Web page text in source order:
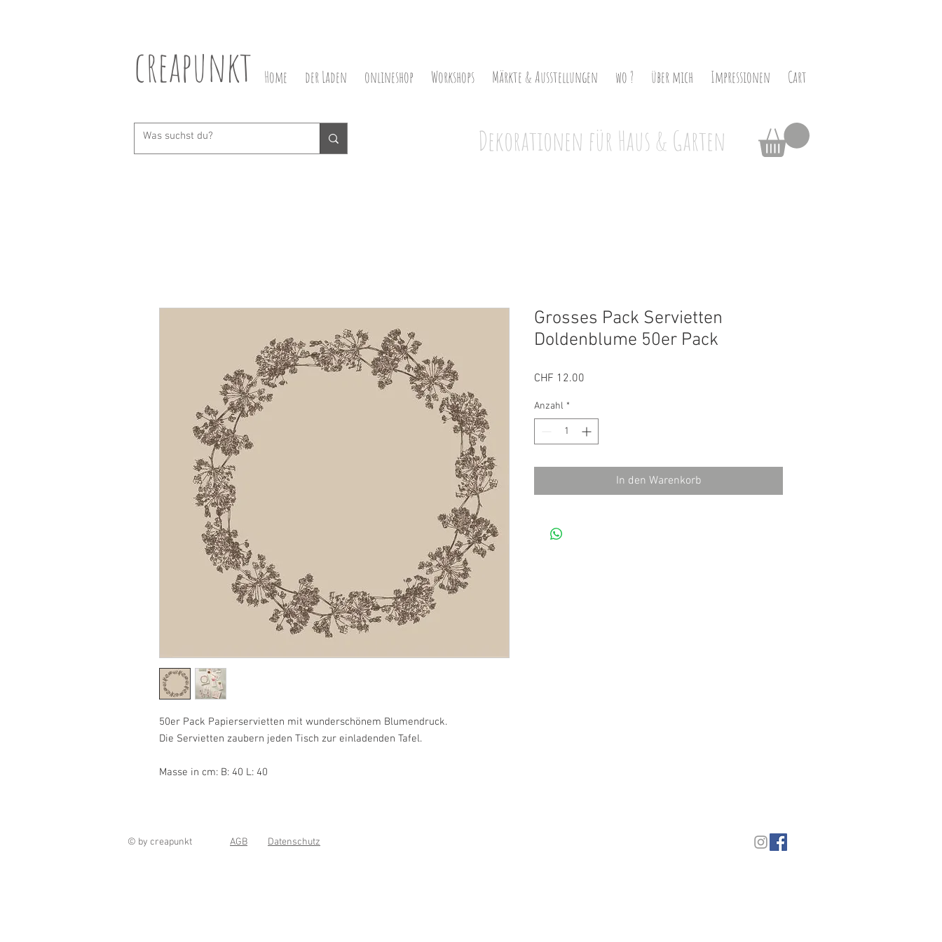
creapunkt Home der Laden onlineshop Workshops Märkte & Ausstellungen wo ? über mich Impressionen Cart
Dekorationen für Haus & Garten
50er Pack Papierservietten mit wunderschönem Blumendruck.
Die Servietten zaubern jeden Tisch zur einladenden Tafel.
Masse in cm: B: 40 L: 40
Grosses Pack Servietten
Doldenblume 50er Pack
CHF 12.00
Anzahl *
In den Warenkorb
© by creapunkt AGB Datenschutz